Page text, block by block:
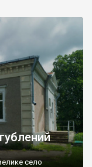
село